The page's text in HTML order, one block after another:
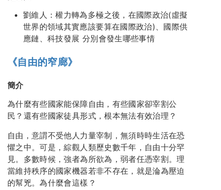
劉維人：權力轉為多極之後，在國際政治(虛擬
世界的領域其實應該要算在國際政治)、國際供
應鏈、科技發展 分別會發生哪些事情
《自由的窄廊》
簡介
為什麼有些國家能保障自由，有些國家卻宰割公
民？還有些國家徒具形式，根本無法有效治理？
自由，意謂不受他人力量宰制，無須時時生活在恐
懼之中。可是，綜觀人類歷史數千年，自由十分罕
見。多數時候，強者為所欲為，弱者任憑宰割。理
當維持秩序的國家機器若非不存在，就是淪為壓迫
的幫兇。為什麼會這樣？